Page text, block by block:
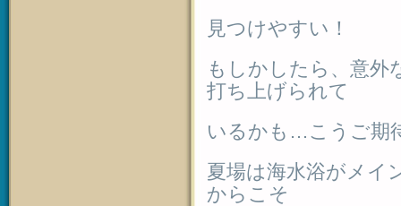
見つけやすい！
もしかしたら、意外
打ち上げられて
いるかも…こうご期
夏場は海水浴がメイ
からこそ